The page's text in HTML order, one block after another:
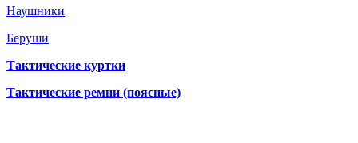
Наушники
Беруши
Тактические куртки
Тактические ремни (поясные)